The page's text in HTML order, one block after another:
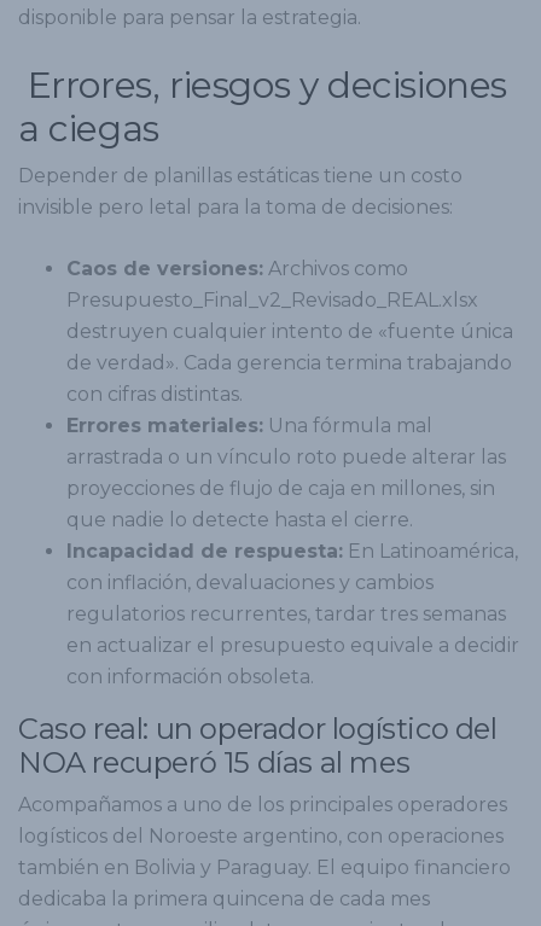
disponible para pensar la estrategia.
Errores, riesgos y decisiones
a ciegas
Depender de planillas estáticas tiene un costo
invisible pero letal para la toma de decisiones:
Caos de versiones: Archivos como
Presupuesto_Final_v2_Revisado_REAL.xlsx
destruyen cualquier intento de «fuente única
de verdad». Cada gerencia termina trabajando
con cifras distintas.
Errores materiales: Una fórmula mal
arrastrada o un vínculo roto puede alterar las
proyecciones de flujo de caja en millones, sin
que nadie lo detecte hasta el cierre.
Incapacidad de respuesta: En Latinoamérica,
con inflación, devaluaciones y cambios
regulatorios recurrentes, tardar tres semanas
en actualizar el presupuesto equivale a decidir
con información obsoleta.
Caso real: un operador logístico del
NOA recuperó 15 días al mes
Acompañamos a uno de los principales operadores
logísticos del Noroeste argentino, con operaciones
también en Bolivia y Paraguay. El equipo financiero
dedicaba la primera quincena de cada mes